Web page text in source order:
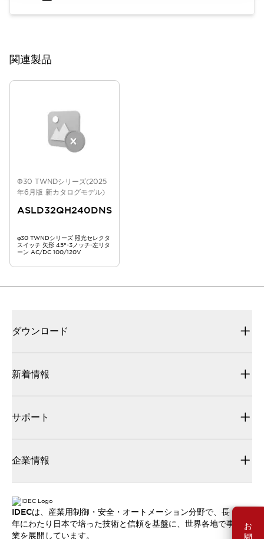
関連製品
Φ30 TWNDシリーズ(2025
年6月版 新カタログモデル)
ASLD32QH240DNS
φ30 TWNDシリーズ 照光セレクタ
スイッチ 矢形 45°-3ノッチ-左リタ
ーン AC/DC 100/120V
ダウンロード
新着情報
サポート
企業情報
IDECは、産業用制御・安全・オートメーション分野で、長
年にわたり日本で培った技術と信頼を基盤に、世界各地で事
業を展開しています。